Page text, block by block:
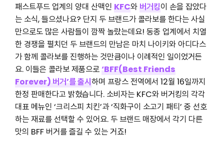
패스트푸드 업계의 양대 산맥인 KFC와버거킹이 손을 잡았다
는 소식, 들으셨나요? 단지 두 브랜드가 콜라보를 한다는 사실
만으로도 많은 사람들이 깜짝 놀랐는데요! 동종 업계에서 치열
한 경쟁을 펼치던 두 브랜드의 만남은 마치 나이키와 아디다스
가 함께 콜라보를 진행하는 것만큼이나 이례적인 일이었거든
요. 이들은 콜라보 제품으로‘BFF(Best Friends
Forever) 버거’를 출시하며 프랑스 전역에서 12월 16일까지
한정 판매한다고 밝혔습니다. 소비자는 KFC와 버거킹의 각각
대표 메뉴인 ‘크리스피 치킨’과 ‘직화구이 소고기 패티’ 중 선호
하는 재료를 선택할 수 있어요. 두 브랜드 매장에서 각기 다른
맛의 BFF 버거를 즐길 수 있는 거죠!